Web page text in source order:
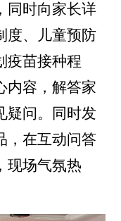
同时向家长详
度、儿童预防
疫苗接种程
内容，解答家
疑问。同时发
，在互动问答
现场气氛热